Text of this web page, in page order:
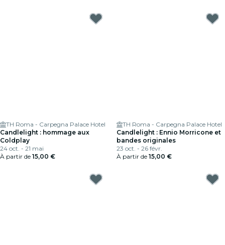
TH Roma - Carpegna Palace Hotel
Candlelight : hommage aux
Coldplay
24 oct. - 21 mai
À partir de 15,00 €
TH Roma - Carpegna Palace Hotel
Candlelight : Ennio Morricone et
bandes originales
23 oct. - 26 févr.
À partir de 15,00 €